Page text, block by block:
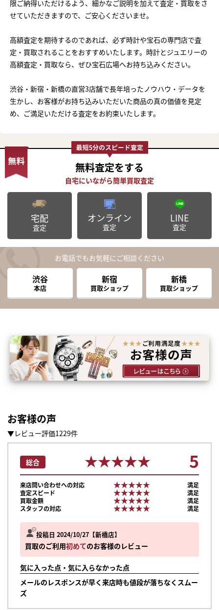
限ご納得いただけるよう、細かなご説明を加えて査定・買取をさ
せていただきますので、ご安心くださいませ。
高額査定を期待するのであれば、必ず時計や宝石の専門店で査
定・買取されることをおすすめいたします。時計とジュエリーの
高額査定・買取なら、ぜひ宝石広場へお持ち込みください。
渋谷・新宿・新橋の直営3店舗で長年培ったノウハウ・データを
生かし、お客様がお持ち込みいただいた商品の真の価値を見定
め、ご満足いただける査定をお約束いたします。
無料査定をする
宅配
査定
オンライン
査定
LINE
査定
お電話でもお気軽にご相談ください
渋谷
本店
新宿
買取ショップ
新橋
買取ショップ
お客様の声
▼レビュー評価1229件
投稿日 2024/10/27 新橋店
買取のご利用初めてのお客様のレビュー
気に入った点・気に入らなかった点
メールのレスポンスが早く来店時も値段が落ちなくスムー
ズ
総合 ★★★★★
★★★★★ 5
来店問い合わせへの対応 ★★★★★
★★★★★
満足
査定スピード
★★★★★
★★★★★
満足
買取金額
★★★★★
★★★★★
満足
スタッフの対応
★★★★★
★★★★★ 満足
まずは